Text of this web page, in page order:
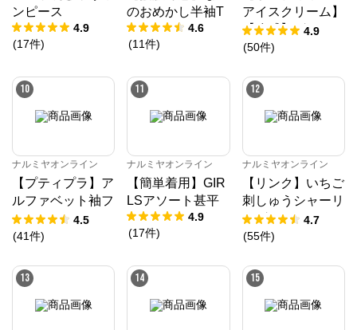
ンピース
4.9
(17件)
のおめかし半袖T
4.6
(11件)
アイスクリーム】
【冷感】グラフィ
ック半袖Tシャツ
4.9
(50件)
10
ナルミヤオンライン
【プティプラ】ア
ルファベット袖フ
リルTシャツ
4.5
(41件)
11
ナルミヤオンライン
【簡単着用】GIR
LSアソート甚平
4.9
(17件)
12
ナルミヤオンライン
【リンク】いちご
刺しゅうシャーリ
ングチュニック
4.7
(55件)
13 14 15